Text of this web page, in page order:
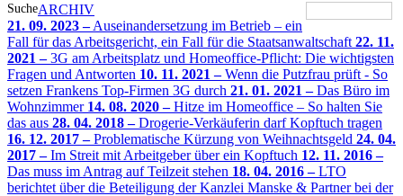
SucheARCHIV
21. 09. 2023 –Auseinandersetzung im Betrieb – ein
Fall für das Arbeitsgericht, ein Fall für die Staatsanwaltschaft 22. 11.
2021 –3G am Arbeitsplatz und Homeoffice-Pflicht: Die wichtigsten
Fragen und Antworten 10. 11. 2021 –Wenn die Putzfrau prüft - So
setzen Frankens Top-Firmen 3G durch 21. 01. 2021 –Das Büro im
Wohnzimmer 14. 08. 2020 –Hitze im Homeoffice – So halten Sie
das aus 28. 04. 2018 –Drogerie-Verkäuferin darf Kopftuch tragen
16. 12. 2017 –Problematische Kürzung von Weihnachtsgeld 24. 04.
2017 –Im Streit mit Arbeitgeber über ein Kopftuch 12. 11. 2016 –
Das muss im Antrag auf Teilzeit stehen 18. 04. 2016 –LTO
berichtet über die Beteiligung der Kanzlei Manske & Partner bei der